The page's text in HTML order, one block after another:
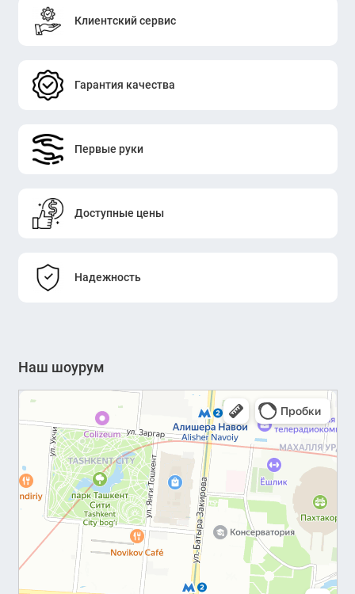
Клиентский сервис
Гарантия качества
Первые руки
Доступные цены
Надежность
Наш шоурум